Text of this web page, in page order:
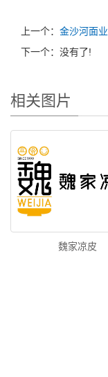
上一个： 金沙河面业
下一个：没有了!
相关图片
魏家凉皮